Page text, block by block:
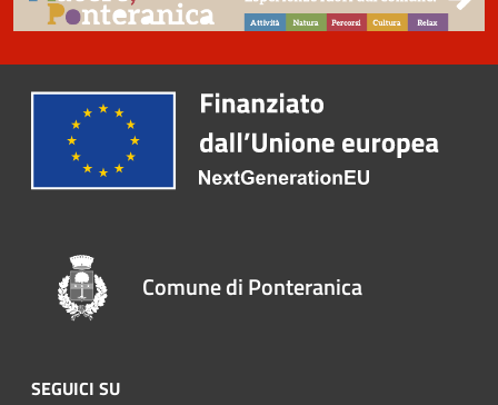
Comune di Ponteranica
SEGUICI SU